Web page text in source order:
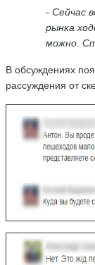
- Сейчас
рынка
можно.
В обсуждениях
рассуждения от